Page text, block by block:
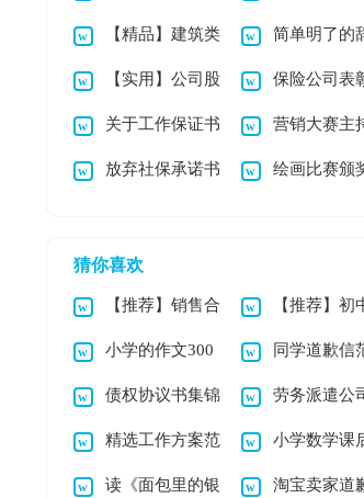
模板集锦7篇 辞职报告
【精品】建筑类
实习报告模板7篇
简单明了的
报告15篇
【实用】公司股
权转让协议书四篇
保险公司表
会主持稿
关于工作保证书
范文汇总五篇
营销大赛主
放弃社保承诺书 绘画比赛颁
猜你喜欢
【推荐】销售合
同锦集10篇
【推荐】初
作文4篇
小学的作文300
字优秀[4篇]
同学道歉信
汇总六篇
债权协议书集锦
九篇
劳务派遣公
动合同
精选工作方案范
文锦集5篇
小学数学课
学反思
读《面包里的银 淘宝卖家道